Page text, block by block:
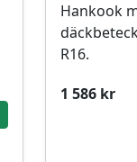
Hankook
R16.
1 586 kr